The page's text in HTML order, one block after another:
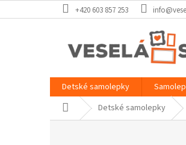
na
+420 603 857 253
Detské samolepky
DomovDetské samolepky